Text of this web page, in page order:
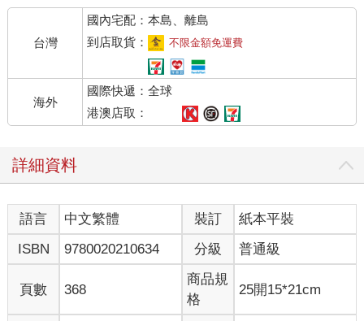
台灣
國內宅配：本島、離島
到店取貨：
不限金額免運費
海外
國際快遞：全球
港澳店取：
詳細資料
語言 中文繁體 裝訂
紙本平裝
ISBN
9780020210634 分級 普通級
頁數 368
商品規
格
25開15*21cm